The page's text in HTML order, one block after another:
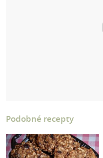
Podobné recepty